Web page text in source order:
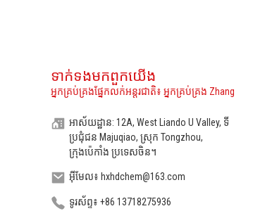
ទាក់ទង​មក​ពួក​យើង
អ្នកគ្រប់គ្រងផ្នែកលក់អន្តរជាតិ៖ អ្នកគ្រប់គ្រង Zhang
អាស័យដ្ឋាន: 12A, West Liando U Valley, ទី
ប្រជុំជន Majuqiao, ស្រុក Tongzhou,
ក្រុងប៉េកាំង ប្រទេសចិន។
អ៊ីមែល៖ hxhdchem@163.com
ទូរស័ព្ទ៖ +86 13718275936